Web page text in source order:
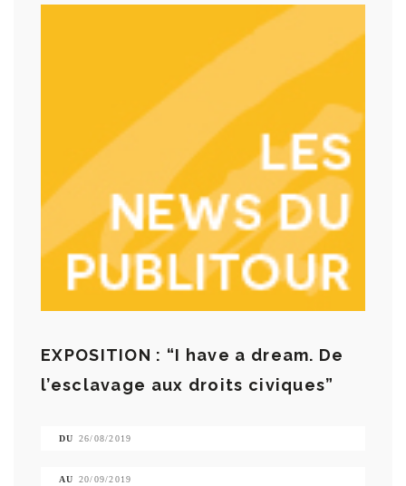
EXPOSITION : “I have a dream. De
l’esclavage aux droits civiques”
DU 26/08/2019
AU 20/09/2019